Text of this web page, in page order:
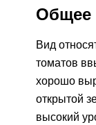
Общее
Вид
томатов
хорошо
открытой
высокий